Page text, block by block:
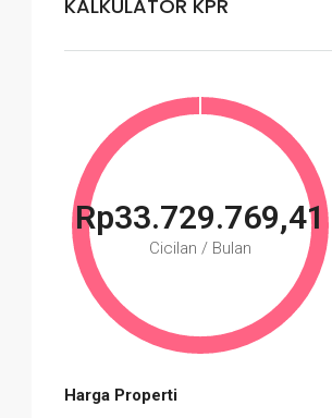
KALKULATOR KPR
Rp33.729.769,41
Cicilan / Bulan
Harga Properti